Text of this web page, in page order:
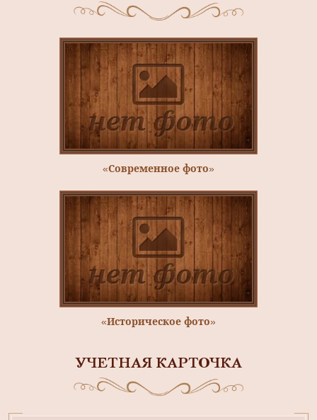
«Современное фото»
«Историческое фото»
УЧЕТНАЯ КАРТОЧКА